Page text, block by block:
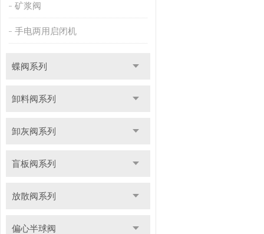
矿浆阀
手电两用启闭机
蝶阀系列
卸料阀系列
卸灰阀系列
盲板阀系列
放散阀系列
偏心半球阀